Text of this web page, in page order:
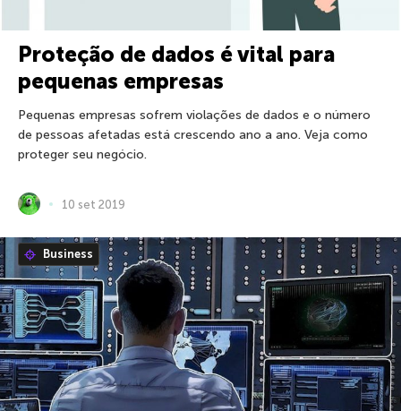
Proteção de dados é vital para
pequenas empresas
Pequenas empresas sofrem violações de dados e o número
de pessoas afetadas está crescendo ano a ano. Veja como
proteger seu negócio.
10 set 2019
Business